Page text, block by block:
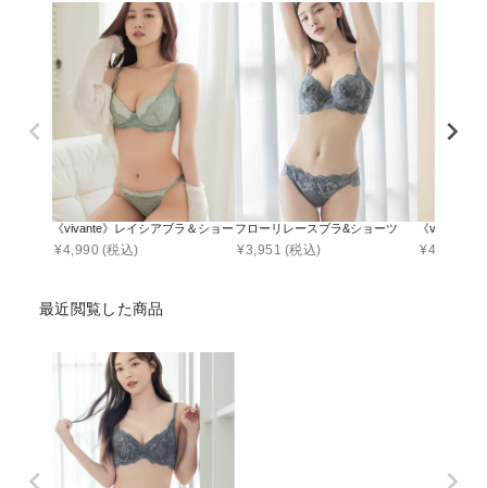
《vivante》レイシアブラ＆ショーツ
¥4,990 (税込)
フローリレースブラ&ショーツ
¥3,951 (税込)
《vivante》
¥4,990
最近閲覧した商品